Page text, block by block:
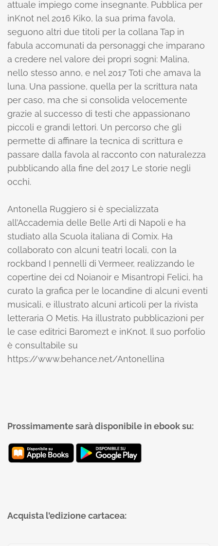
attuale impiego come insegnante. Pubblica per
inKnot nel 2016 Kiko, la sua prima favola,
seguono altri due titoli per la collana Tap in
fabula accomunati da personaggi che imparano
a credere nel valore dei propri sogni: Malina,
nello stesso anno, e nel 2017 Toti che amava la
luna. Una passione, quella per la scrittura nata
per caso, ma che si consolida velocemente
grazie al successo di testi che appassionano
piccoli e grandi lettori. Un percorso che gli
permette di affinare la tecnica di scrittura e
passare dalla favola al racconto con naturalezza
pubblicando alla fine del 2017 Le storie negli
occhi.
Antonella Ruggiero si è specializzata
all’Accademia delle Belle Arti di Napoli e ha
studiato alla Scuola italiana di Comix. Ha
collaborato con alcuni teatri locali, con la
rockband I pennelli di Vermeer, realizzando le
copertine dei cd Noianoir e Misantropi Felici, ha
curato la grafica per le locandine di alcuni eventi
musicali, e illustrato alcuni articoli per la rivista
letteraria O Metis. Ha illustrato pubblicazioni per
le case editrici Baromezt e inKnot. Il suo porfolio
è consultabile su
https://www.behance.net/Antonellina
Prossimamente sarà disponibile in ebook su:
Acquista l’edizione cartacea: